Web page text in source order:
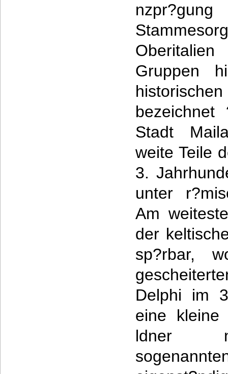
Gruppen
Stadt
weite Teile
3.
unter
Am
der
sp?rbar,
Delphi im
eine kleine
ldner